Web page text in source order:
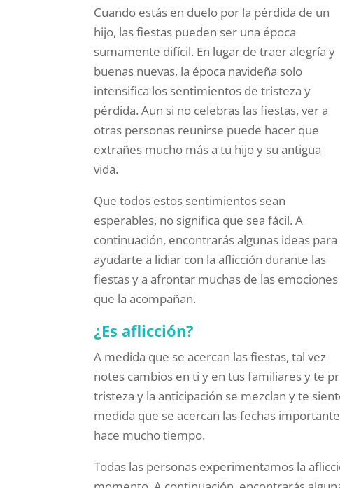
Cuando estás en duelo por la pérdida de un
hijo, las fiestas pueden ser una época
sumamente difícil. En lugar de traer alegría y
buenas nuevas, la época navideña solo
intensifica los sentimientos de tristeza y
pérdida. Aun si no celebras las fiestas, ver a
otras personas reunirse puede hacer que
extrañes mucho más a tu hijo y su antigua
vida.
Que todos estos sentimientos sean
esperables, no significa que sea fácil. A
continuación, encontrarás algunas ideas para
ayudarte a lidiar con la aflicción durante las
fiestas y a afrontar muchas de las emociones
que la acompañan.
¿Es aflicción?
A medida que se acercan las fiestas, tal vez
notes cambios en ti y en tus familiares y te
tristeza y la anticipación se mezclan y te
medida que se acercan las fechas
hace mucho tiempo.
Todas las personas experimentamos la